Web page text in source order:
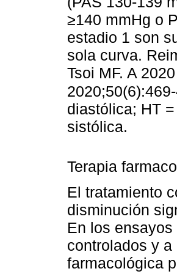
≥140 mmHg o
estadio 1 son
sola curva.
Tsoi MF. A
diastólica; HT
sistólica.
Terapia
El tratamiento
disminución
En los
controlados y
farmacológica